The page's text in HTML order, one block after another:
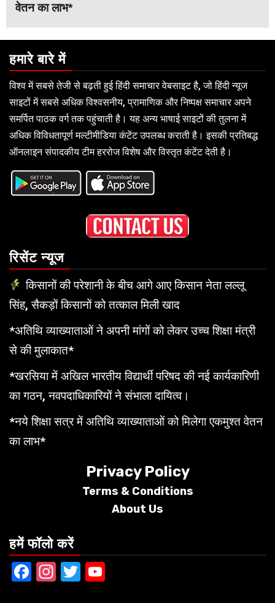
वेतन का लाभ*
हमारे बारे में
विश्व में सबसे तेजी से बढ़ती हुई हिंदी समाचार वेबसाइट है, जो हिंदी न्यूज
साइटों में सबसे अधिक विश्वसनीय, प्रामाणिक और निष्पक्ष समाचार अपने
समर्पित पाठक वर्ग तक पहुंचाती है। यह अन्य भाषाई साइटों की तुलना में
अधिक विविधतापूर्ण मल्टीमीडिया कंटेंट उपलब्ध कराती है। इसकी प्रतिबद्ध
ऑनलाइन संपादकीय टीम हररोज विशेष और विस्तृत कंटेंट देती है।
रिसेंट न्यूज
किसानों की परेशानी के बीच आगे आए किसान नेता लल्लू
सिंह, सैकड़ों किसानों को तत्काल मिली खाद
*अतिथि व्याख्याताओं ने अपनी मांगों को लेकर उच्च शिक्षा मंत्री
से की मुलाकात*
*खरसिया में अखिल भारतीय विद्यार्थी परिषद की नई कार्यकारिणी
का गठन, नवपदाधिकारियों ने संभाला दायित्व।
*नये शिक्षा सत्र में अतिथि व्याख्याताओं को मिलेगा एकमुश्त वेतन
का लाभ*
Privacy Policy
Terms & Conditions
About Us
हमें फॉलो करें
Facebook
Instagram
Twitter